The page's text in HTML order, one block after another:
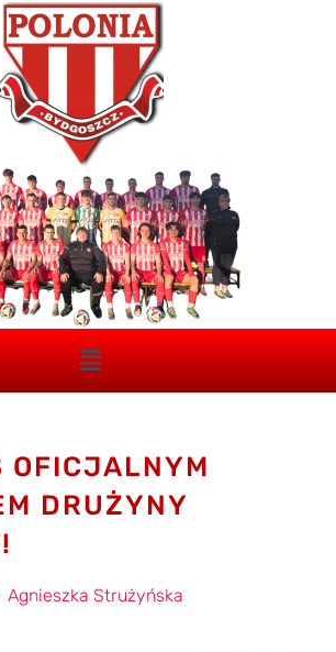
OFICJALNYM
DRUŻYNY
Agnieszka Strużyńska